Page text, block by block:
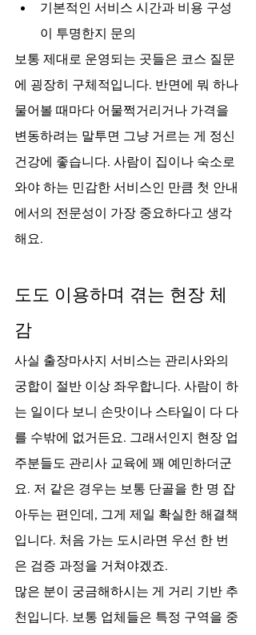
기본적인 서비스 시간과 비용 구성
이 투명한지 문의
보통 제대로 운영되는 곳들은 코스 질문
에 굉장히 구체적입니다. 반면에 뭐 하나
물어볼 때마다 어물쩍거리거나 가격을
변동하려는 말투면 그냥 거르는 게 정신
건강에 좋습니다. 사람이 집이나 숙소로
와야 하는 민감한 서비스인 만큼 첫 안내
에서의 전문성이 가장 중요하다고 생각
해요.
도도 이용하며 겪는 현장 체
감
사실 출장마사지 서비스는 관리사와의
궁합이 절반 이상 좌우합니다. 사람이 하
는 일이다 보니 손맛이나 스타일이 다 다
를 수밖에 없거든요. 그래서인지 현장 업
주분들도 관리사 교육에 꽤 예민하더군
요. 저 같은 경우는 보통 단골을 한 명 잡
아두는 편인데, 그게 제일 확실한 해결책
입니다. 처음 가는 도시라면 우선 한 번
은 검증 과정을 거쳐야겠죠.
많은 분이 궁금해하시는 게 거리 기반 추
천입니다. 보통 업체들은 특정 구역을 중